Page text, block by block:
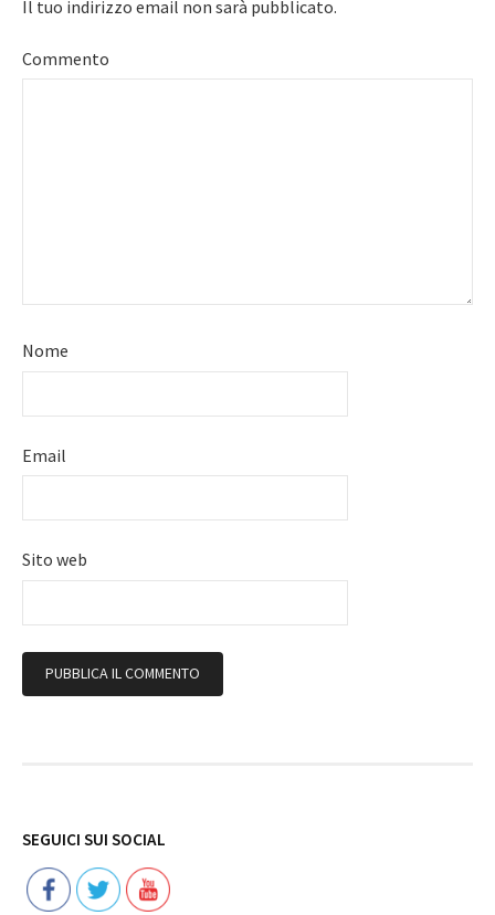
Il tuo indirizzo email non sarà pubblicato.
Commento
Nome
Email
Sito web
SEGUICI SUI SOCIAL